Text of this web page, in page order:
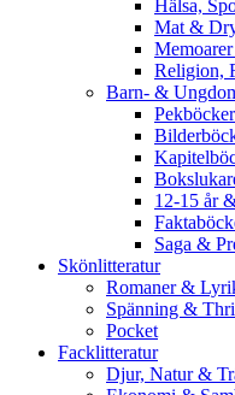
Hälsa,
Mat &
Religion,
Barn- &
12-15 år
Saga &
Skönlitteratur
Romaner &
Spänning &
Pocket
Facklitteratur
Djur, Natur &